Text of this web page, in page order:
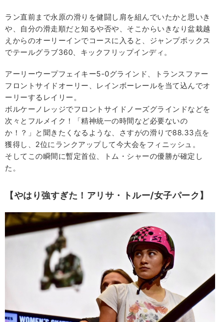
ラン直前まで永原の滑りを健闘し肩を組んでいたかと思いき
や、自分の滑走順だと知るや否や、そこからいきなり盆栽越
えからのオーリーインでコースに入ると、ジャンプボックス
でテールグラブ360、キックフリップインディ。
アーリーウープフェイキー5-0グラインド、トランスファー
フロントサイドオーリー、レインボーレールを当て込んでオ
ーリーするレイリー。
ボルケーノレッジでフロントサイドノーズグラインドなどを
次々とフルメイク！「精神統一の時間など必要ないの
か！？」と聞きたくなるような、さすがの滑りで88.33点を
獲得し、2位にランクアップして今大会をフィニッシュ。
そしてこの瞬間に暫定首位、トム・シャーの優勝が確定し
た。
【やはり強すぎた！アリサ・トルー/女子パーク】